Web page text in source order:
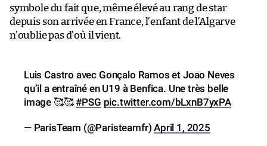
symbole du fait que, même élevé au rang de star
depuis son arrivée en France, l’enfant de l’Algarve
n’oublie pas d’où il vient.
Luis Castro avec Gonçalo Ramos et Joao Neves
qu’il a entraîné en U19 à Benfica. Une très belle
image 🥰🥰#PSG pic.twitter.com/bLxnB7yxPA
— ParisTeam (@Paristeamfr)April 1, 2025